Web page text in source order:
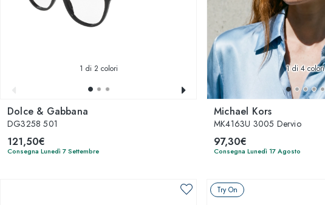
1 di 2 colori
Dolce & Gabbana
DG3258 501
121,50€
Consegna Lunedì 7 Settembre
1di 4 colori
Michael Kors
MK4163U 3005 Dervio
97,30€
Consegna Lunedì 17 Agosto
Try On